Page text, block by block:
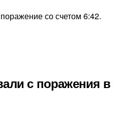
со счетом 6:42.
с поражения в